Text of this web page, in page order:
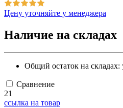
Цену уточняйте у менеджера
Наличие на складах
Общий остаток на складах:
Сравнение
21
ссылка на товар